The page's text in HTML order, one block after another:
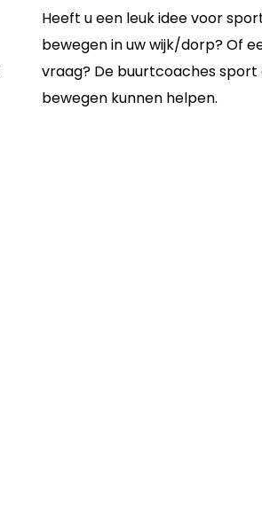
Heeft u een leuk idee voor
bewegen in uw wijk/dorp? Of
vraag? De buurtcoaches sport
bewegen kunnen helpen.